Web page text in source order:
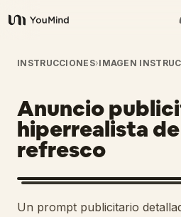
YouMind
Resumen
Casos de uso
Habilidades
Prompts
INSTRUCCIONES›IMAGEN
Anuncio
hiperrealista
refresco
Un prompt publicitario